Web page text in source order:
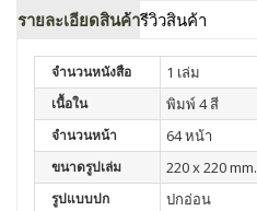
รายละเอียดสินค้ารีวิวสินค้า
จำนวนหนังสือ 1 เล่ม
เนื้อใน พิมพ์ 4 สี
จำนวนหน้า 64 หน้า
ขนาดรูปเล่ม 220 x 220 mm.
รูปแบบปก ปกอ่อน